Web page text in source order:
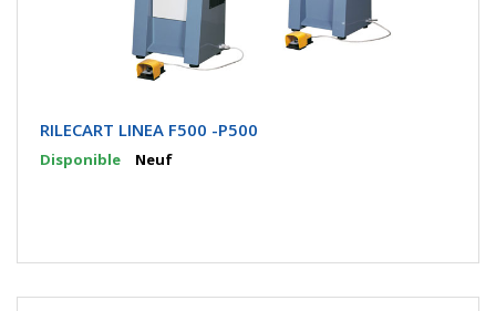
RILECART LINEA F500 -P500
Disponible Neuf